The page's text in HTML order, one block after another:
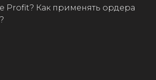
Profit? Как применять ордера